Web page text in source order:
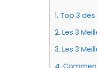
1. Top 3 des
2. Les 3
3. Les 3
4.